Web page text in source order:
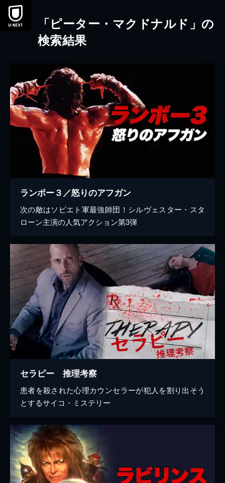
本文へスキップ
「ピーター・マクドナルド」の
検索結果
ランボー３／怒りのアフガン
次の敵はソビエト軍最強師団！シルヴェスター・スタ
ローン主演の人気アクション第3弾
セラピー 推理考察
患者を殺された心理カウンセラーが犯人を割り出そう
とするサイコ・ミステリー